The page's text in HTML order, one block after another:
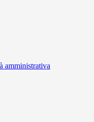
amministrativa